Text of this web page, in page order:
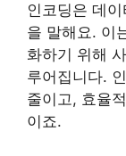
인코딩은 데
을 말해요. 이
화하기 위해
루어집니다.
줄이고, 효율
이죠.